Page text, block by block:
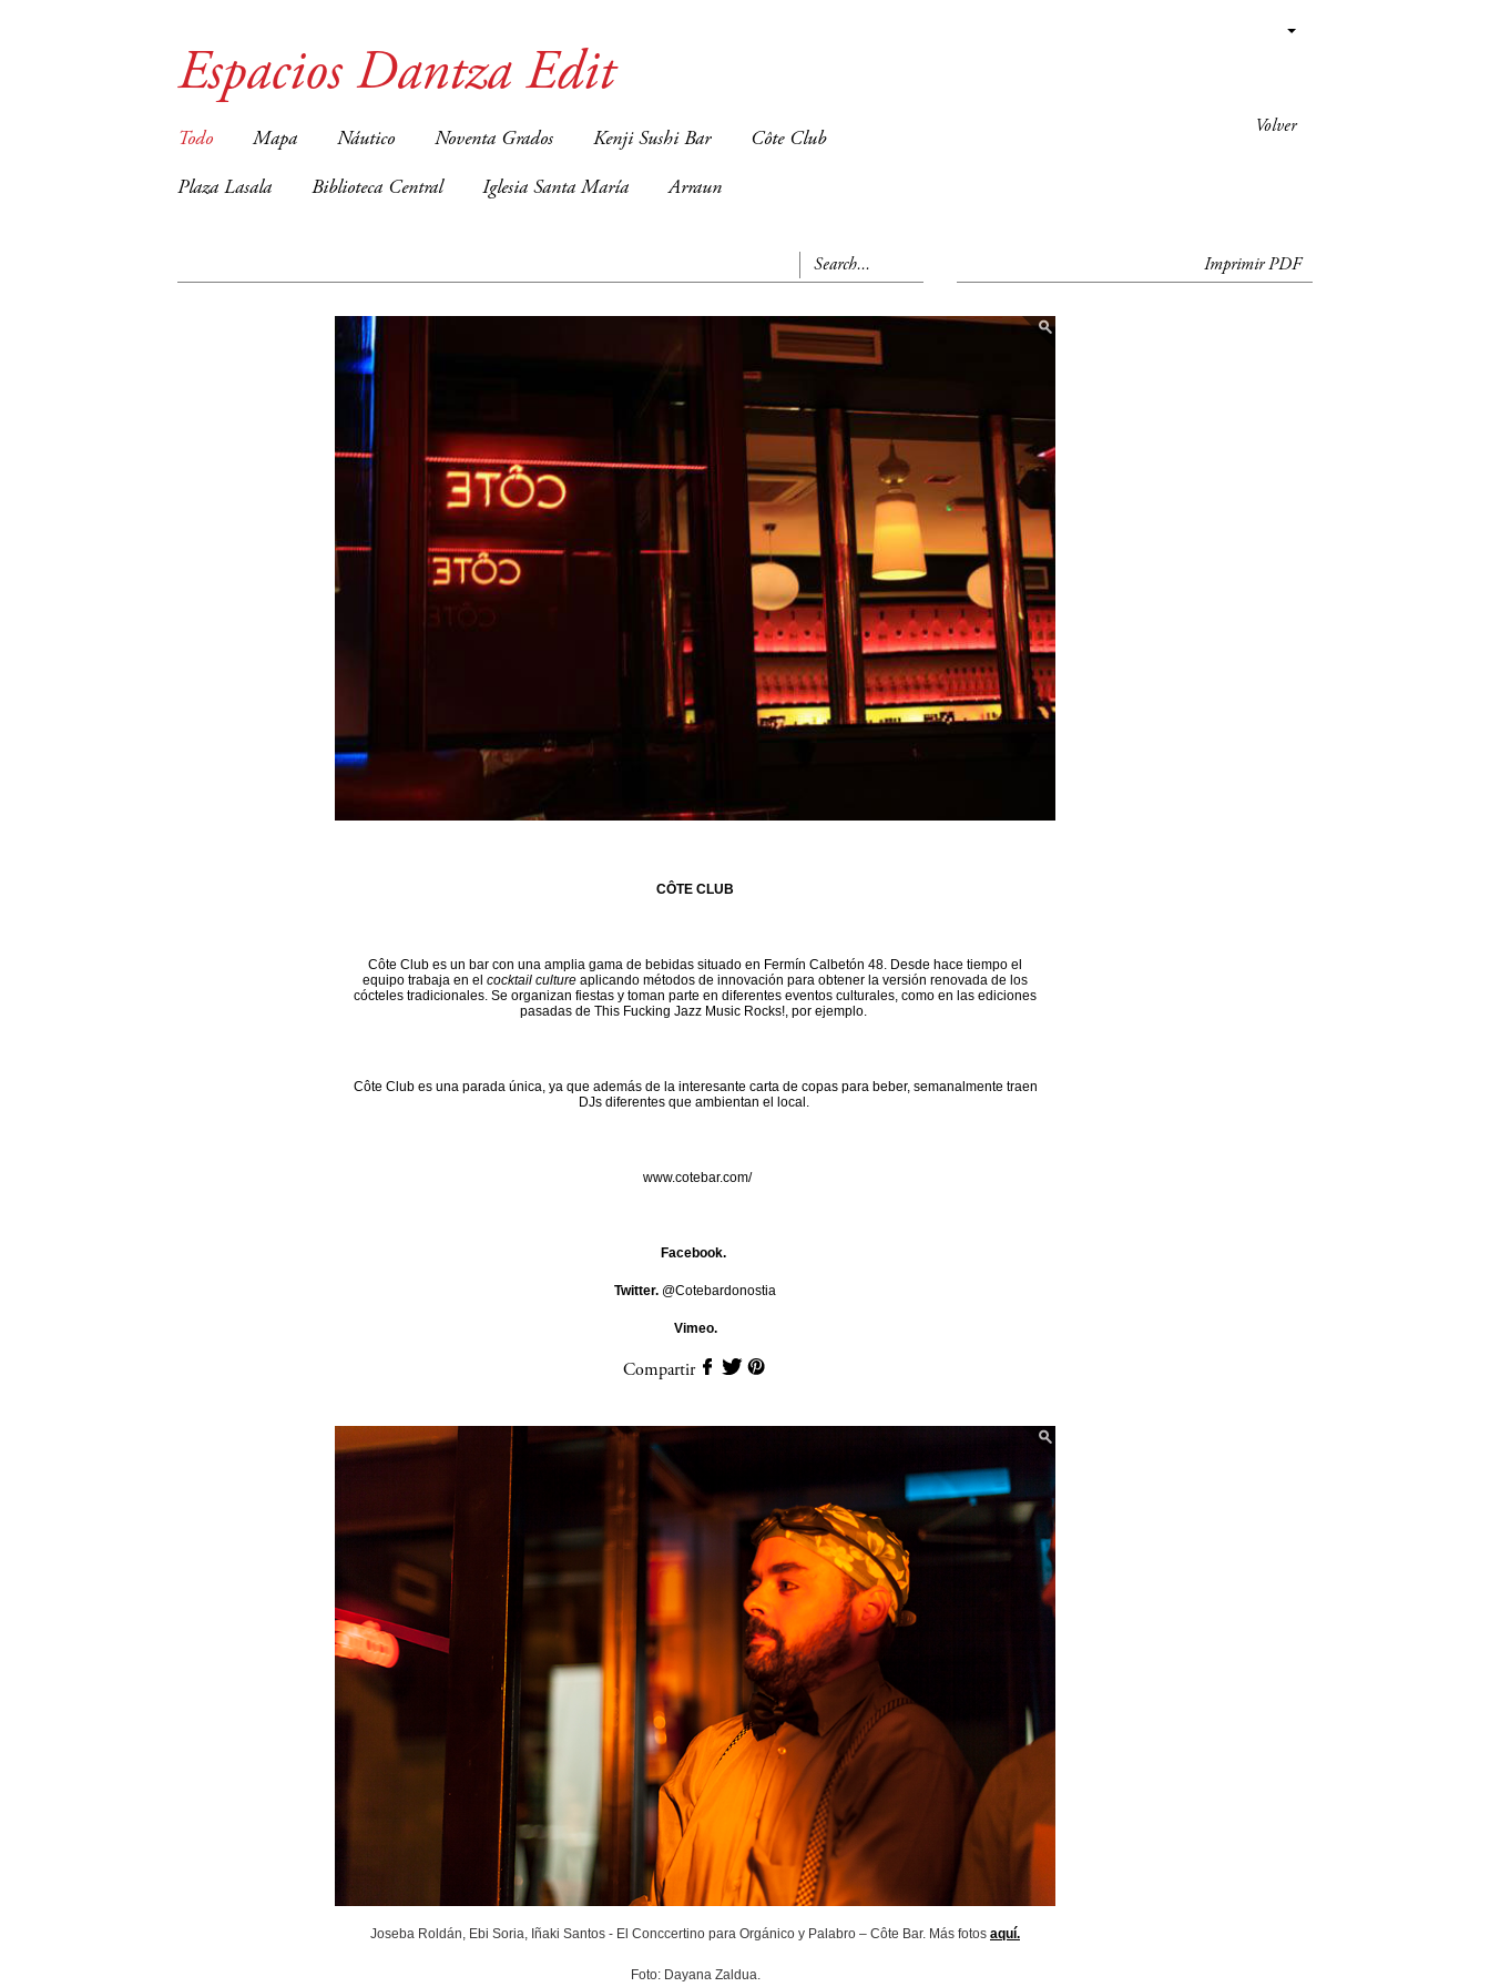
Volver
Espacios Dantza Edit
Todo Mapa Náutico Noventa Grados Kenji Sushi Bar Côte Club
Plaza Lasala Biblioteca Central Iglesia Santa María Arraun
Imprimir PDF
CÔTE CLUB
Côte Club es un bar con una amplia gama de bebidas situado en Fermín Calbetón 48. Desde hace tiempo el
equipo trabaja en el cocktail culture aplicando métodos de innovación para obtener la versión renovada de los
cócteles tradicionales. Se organizan fiestas y toman parte en diferentes eventos culturales, como en las ediciones
pasadas de This Fucking Jazz Music Rocks!, por ejemplo.
Côte Club es una parada única, ya que además de la interesante carta de copas para beber, semanalmente traen
DJs diferentes que ambientan el local.
www.cotebar.com/
Facebook.
Twitter. @Cotebardonostia
Vimeo.
Compartir
Joseba Roldán, Ebi Soria, Iñaki Santos - El Conccertino para Orgánico y Palabro – Côte Bar. Más fotos aquí.
Foto: Dayana Zaldua.